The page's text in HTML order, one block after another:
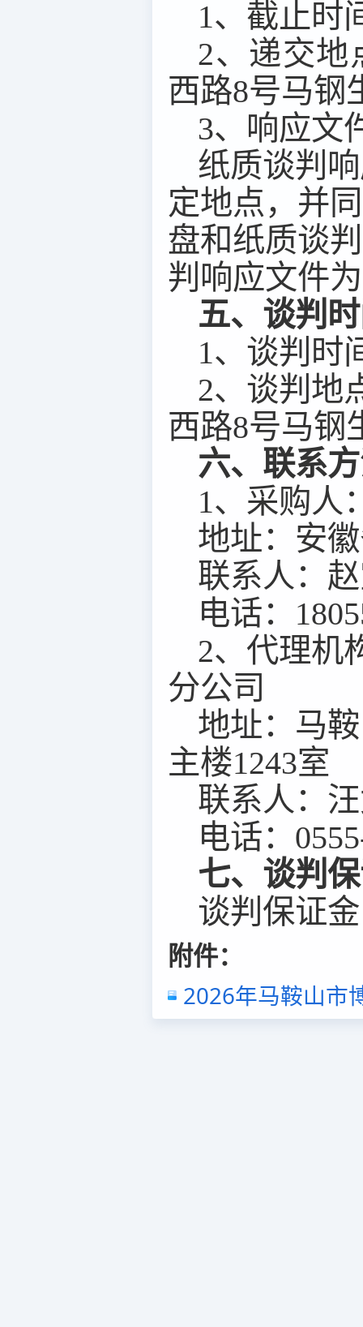
1、截止时
2、递交地
西路8号马钢
3、响应文
纸质谈判
定地点，并
盘和纸质谈判
判 响应文件
五、谈判
1、谈判时
2、 谈判地
西路8号马钢
六、联系
1、采购人
地址：安
联系人：
电话：
2、 代理机
分公司
地址：马
主楼1243室
联系人：
电话：
七、谈判
谈判保证
附件：
2026年马鞍山市